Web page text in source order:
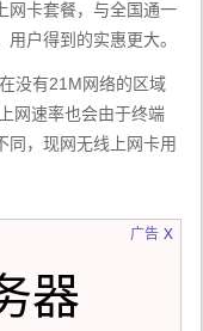
网卡套餐，与全国通一
户得到的实惠更大。
没有21M网络的区域
网速率也会由于终端
同，现网无线上网卡用
广告
器
x